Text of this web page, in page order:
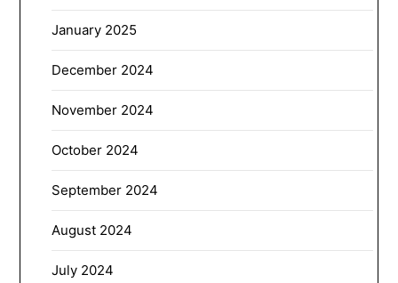
January 2025
December 2024
November 2024
October 2024
September 2024
August 2024
July 2024